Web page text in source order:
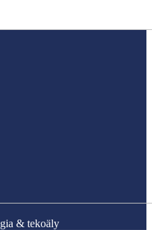
& tekoäly